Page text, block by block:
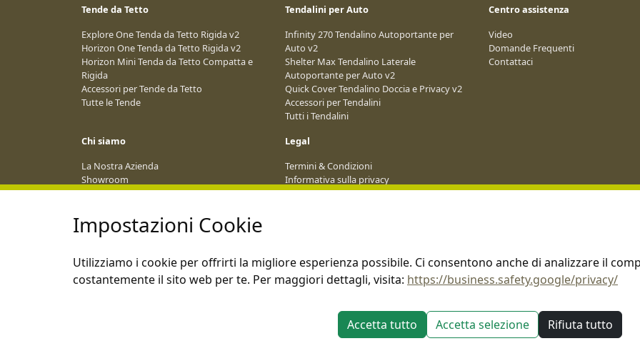
Impostazioni Cookie
Utilizziamo i cookie per offrirti la migliore esperienza possibile. Ci consentono anche di analizzare il
costantemente il sito web per te. Per maggiori dettagli, visita: https://business.safety.google/privacy/
Accetta tutto Accetta selezione Rifiuta tutto
Tende da Tetto
Explore One Tenda da Tetto Rigida v2
Horizon One Tenda da Tetto Rigida v2
Horizon Mini Tenda da Tetto Compatta e
Rigida
Accessori per Tende da Tetto
Tutte le Tende
Tendalini per Auto
Infinity 270 Tendalino Autoportante per
Auto v2
Shelter Max Tendalino Laterale
Autoportante per Auto v2
Quick Cover Tendalino Doccia e Privacy v2
Accessori per Tendalini
Tutti i Tendalini
Centro assistenza
Video
Domande Frequenti
Contattaci
Chi siamo
La Nostra Azienda
Showroom
Rete di Rivenditori
Calendario Eventi 2026
Diventa Affiliato
Legal
Termini & Condizioni
Informativa sulla privacy
Termini e Condizioni di Affiliazione